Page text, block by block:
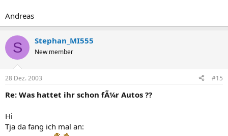
Andreas
S Stephan_MI555
New member
28 Dez. 2003 #15
Re: Was hattet ihr schon fÃ¼r Autos ??
Hi
Tja da fang ich mal an: